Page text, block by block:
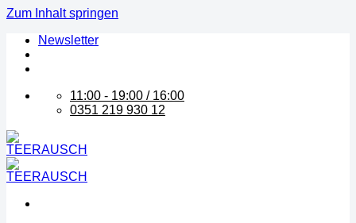
Zum Inhalt springen
Newsletter
11:00 - 19:00 / 16:00
0351 219 930 12